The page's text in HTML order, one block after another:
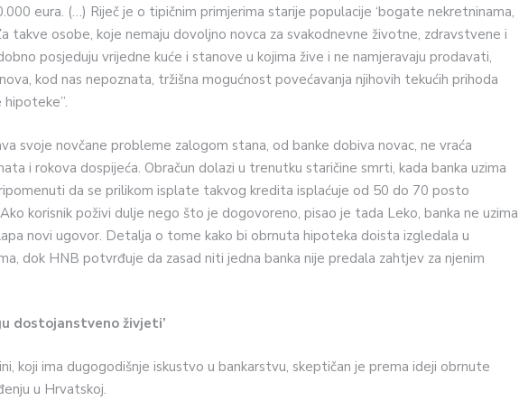
eura. (…) Riječ je o tipičnim primjerima starije populacije ‘bogate nekretninama,
takve osobe, koje nemaju dovoljno novca za svakodnevne životne, zdravstvene i
posjeduju vrijedne kuće i stanove u kojima žive i ne namjeravaju prodavati,
kod nas nepoznata, tržišna mogućnost povećavanja njihovih tekućih prihoda
svoje novčane probleme zalogom stana, od banke dobiva novac, ne vraća
i rokova dospijeća. Obračun dolazi u trenutku staričine smrti, kada banka uzima
da se prilikom isplate takvog kredita isplaćuje od 50 do 70 posto
korisnik poživi dulje nego što je dogovoreno, pisao je tada Leko, banka ne uzima
novi ugovor. Detalja o tome kako bi obrnuta hipoteka doista izgledala u
dok HNB potvrđuje da zasad niti jedna banka nije predala zahtjev za njenim
dostojanstveno živjeti’
koji ima dugogodišnje iskustvo u bankarstvu, skeptičan je prema ideji obrnute
u Hrvatskoj.